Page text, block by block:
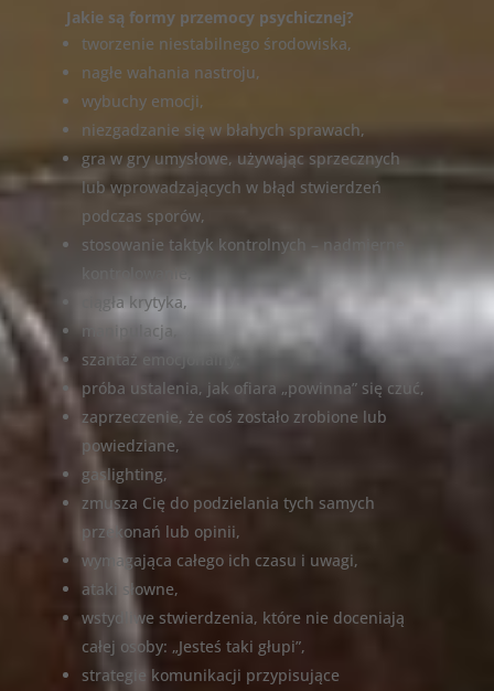
Jakie są formy przemocy psychicznej?
tworzenie niestabilnego środowiska,
nagłe wahania nastroju,
wybuchy emocji,
niezgadzanie się w błahych sprawach,
gra w gry umysłowe, używając sprzecznych
lub wprowadzających w błąd stwierdzeń
podczas sporów,
stosowanie taktyk kontrolnych – nadmierne
kontrolowanie,
ciągła krytyka,
manipulacja,
szantaż emocjonalny:
próba ustalenia, jak ofiara „powinna” się czuć,
zaprzeczenie, że coś zostało zrobione lub
powiedziane,
gaslighting,
zmusza Cię do podzielania tych samych
przekonań lub opinii,
wymagająca całego ich czasu i uwagi,
ataki słowne,
wstydliwe stwierdzenia, które nie doceniają
całej osoby: „Jesteś taki głupi”,
strategie komunikacji przypisujące